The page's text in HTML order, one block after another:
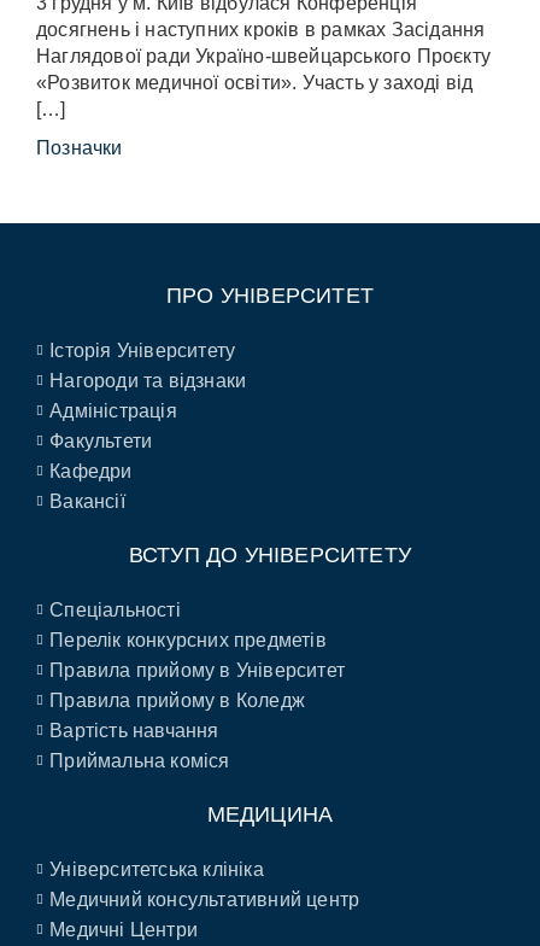
досягнень і наступних кроків в рамках Засідання
Наглядової ради Україно-швейцарського Проєкту
«Розвиток медичної освіти». Участь у заході від
[…]
Позначки
ПРО УНІВЕРСИТЕТ
Історія Університету
Нагороди та відзнаки
Адміністрація
Факультети
Кафедри
Вакансії
ВСТУП ДО УНІВЕРСИТЕТУ
Спеціальності
Перелік конкурсних предметів
Правила прийому в Університет
Правила прийому в Коледж
Вартість навчання
Приймальна коміся
МЕДИЦИНА
Університетська клініка
Медичний консультативний центр
Медичні Центри